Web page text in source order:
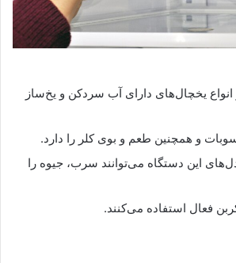
انواع یخچال‌های دارای آب سردکن و یخ‌ساز
و همچنین طعم و بوی کلر را دارد.
این دستگاه می‌توانند سرب، جیوه را
فعال استفاده می‌کنند.